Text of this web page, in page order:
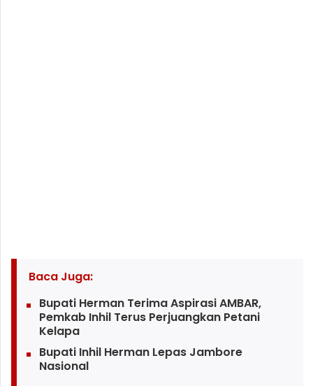
Baca Juga:
Bupati Herman Terima Aspirasi AMBAR,
Pemkab Inhil Terus Perjuangkan Petani
Kelapa
Bupati Inhil Herman Lepas Jambore
Nasional